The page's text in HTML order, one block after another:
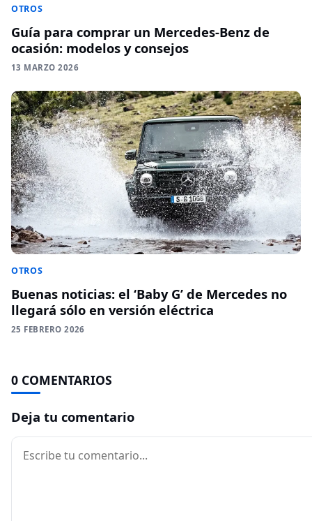
OTROS
Guía para comprar un Mercedes-Benz de
ocasión: modelos y consejos
13 MARZO 2026
OTROS
Buenas noticias: el ‘Baby G’ de Mercedes no
llegará sólo en versión eléctrica
25 FEBRERO 2026
0 COMENTARIOS
Deja tu comentario
Comentario